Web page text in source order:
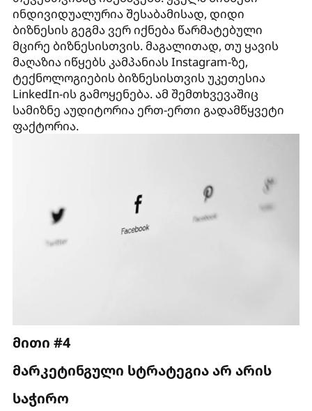
ინდივიდუალურია შესაბამისად, დიდი
ბიზნესის გეგმა ვერ იქნება წარმატებული
მცირე ბიზნესისთვის. მაგალითად, თუ ყავის
მაღაზია იწყებს კამპანიას Instagram-ზე,
ტექნოლოგიების ბიზნესისთვის უკეთესია
LinkedIn-ის გამოყენება. ამ შემთხვევაშიც
სამიზნე აუდიტორია ერთ-ერთი გადამწყვეტი
ფაქტორია.
მითი #4
მარკეტინგული სტრატეგია არ არის
საჭირო